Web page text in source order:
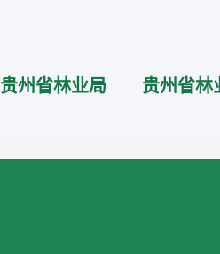
贵州省林业局 贵州省林